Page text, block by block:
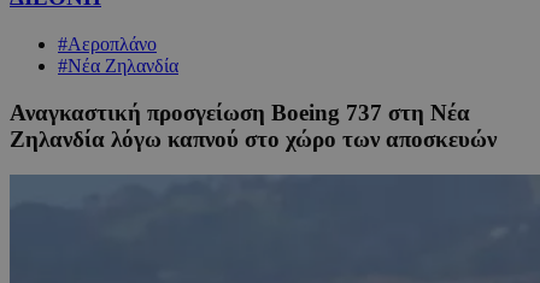
#Αεροπλάνο
#Νέα Ζηλανδία
Αναγκαστική προσγείωση Boeing 737 στη Νέα
Ζηλανδία λόγω καπνού στο χώρο των αποσκευών